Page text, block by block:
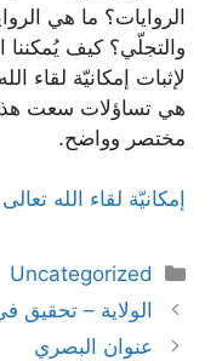
الروايات؟ ما هي
والتجلّي؟ كيف يُمكننا
لإثبات إمكانيّة لقاء
هي تساؤلات سعت هذه
مختصر وواضح.
إمكانيّة لقاء الله تعالى
دسته‌ها
Uncategorized
ناوبری
نوشته‌ها
الولاية – تحقيق
عنوان البصري